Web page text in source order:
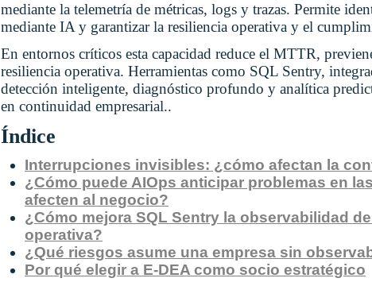
mediante la telemetría de métricas, logs y trazas. Permite
mediante IA y garantizar la resiliencia operativa y el
En entornos críticos esta capacidad reduce el MTTR,
resiliencia operativa. Herramientas como SQL Sentry,
detección inteligente, diagnóstico profundo y analítica
en continuidad empresarial..
Índice
Interrupciones invisibles: ¿cómo afectan la
¿Cómo puede AIOps anticipar problemas en
afecten al negocio?
¿Cómo mejora SQL Sentry la observabilidad
operativa?
¿Qué riesgos asume una empresa sin
Por qué elegir a E-DEA como socio estratégico